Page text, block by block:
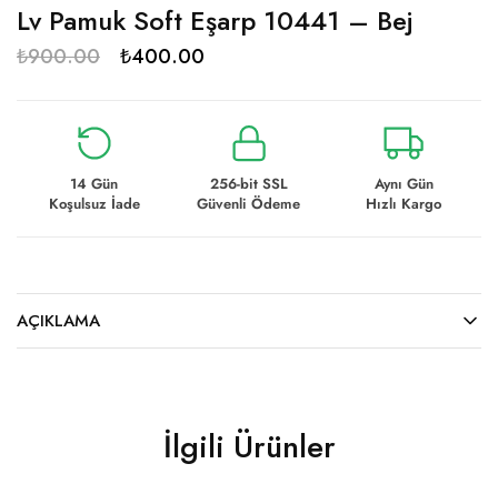
Lv Pamuk Soft Eşarp 10441 – Bej
₺900.00 ₺400.00
14 Gün
Koşulsuz İade
256-bit SSL
Güvenli Ödeme
Aynı Gün
Hızlı Kargo
AÇIKLAMA
İlgili Ürünler